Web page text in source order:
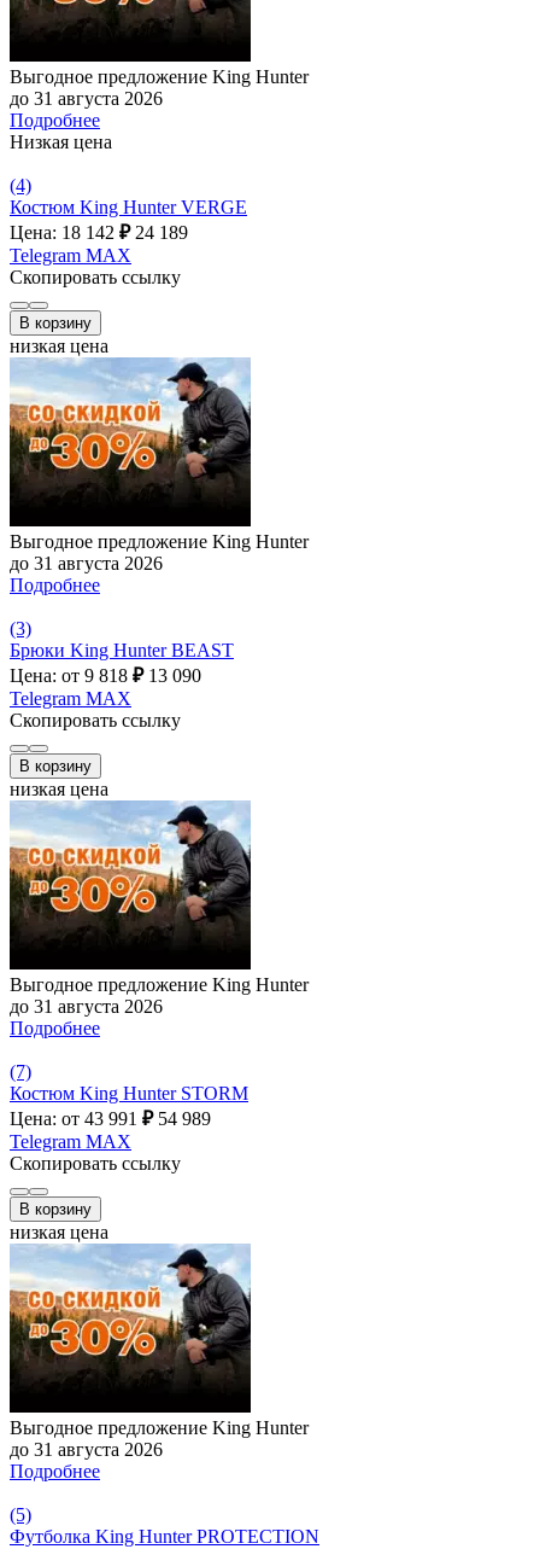
Выгодное предложение King Hunter
до 31 августа 2026
Подробнее
Низкая цена
(4)
Костюм King Hunter VERGE
Цена: 18 142 ₽ 24 189
Telegram MAX
Скопировать ссылку
В корзину
низкая цена
Выгодное предложение King Hunter
до 31 августа 2026
Подробнее
(3)
Брюки King Hunter BEAST
Цена: от 9 818 ₽ 13 090
Telegram MAX
Скопировать ссылку
В корзину
низкая цена
Выгодное предложение King Hunter
до 31 августа 2026
Подробнее
(7)
Костюм King Hunter STORM
Цена: от 43 991 ₽ 54 989
Telegram MAX
Скопировать ссылку
В корзину
низкая цена
Выгодное предложение King Hunter
до 31 августа 2026
Подробнее
(5)
Футболка King Hunter PROTECTION